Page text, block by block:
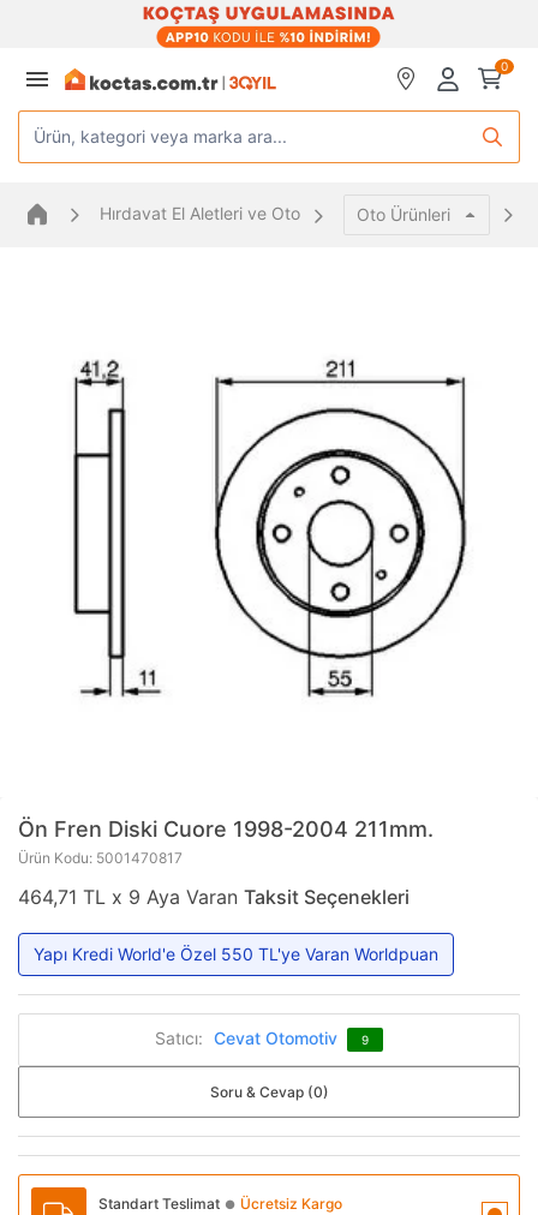
0
Ürün, kategori veya marka ara...
Hırdavat El Aletleri ve Oto Oto Ürünleri
Ön Fren Diski Cuore 1998-2004 211mm.
Ürün Kodu: 5001470817
464,71 TL x 9 Aya Varan Taksit Seçenekleri
Yapı Kredi World'e Özel 550 TL'ye Varan Worldpuan
Satıcı: Cevat Otomotiv 9
Soru & Cevap (0)
Standart Teslimat ● Ücretsiz Kargo